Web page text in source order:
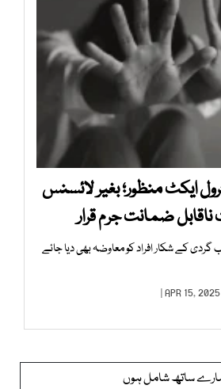
ایکٹ منظور؛ بغیر لائسنس
ضمانت جرم قرار
گردی کے شکار افراد کو معاوضہ بھی دیا جائے
ساتھ شامل ہوں